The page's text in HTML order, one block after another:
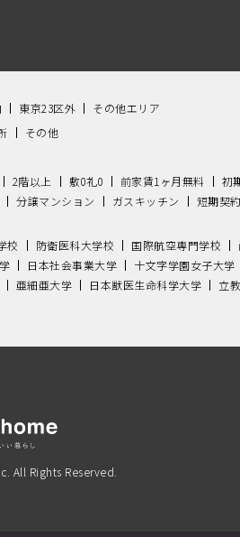
東京23区外
その他エリア
その他
2階以上 敷0礼0 前家賃1ヶ月無料 初
分譲マンション ガスキッチン 短期契
校 防衛医科大学校 国際航空専門学校
日本社会事業大学 十文字学園女子大学
亜細亜大学 日本獣医生命科学大学 立
All Rights Reserved.